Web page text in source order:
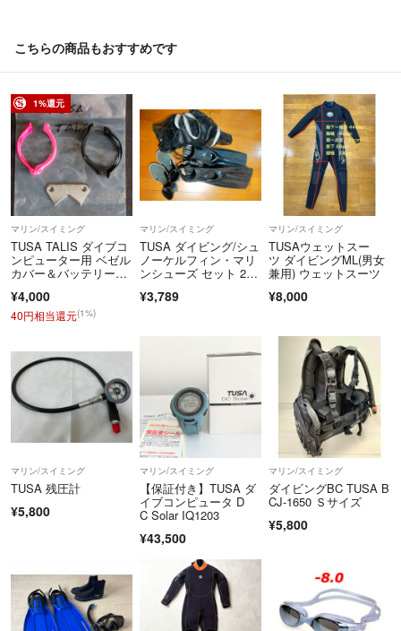
こちらの商品もおすすめです
1%還元
マリン/スイミング
TUSA TALIS ダイブコ
ンピューター用 ベゼル
カバー＆バッテリー交
¥4,000
40円相当還元(1%)
マリン/スイミング
TUSA ダイビング/シュ
ノーケルフィン・マリ
ンシューズ セット 23c
¥3,789
マリン/スイミング
TUSAウェットスー
ツ ダイビングML(男女
兼用) ウェットスーツ
¥8,000
マリン/スイミング
TUSA 残圧計
¥5,800
マリン/スイミング
【保証付き】TUSA ダ
イブコンピュータ D
C Solar IQ1203
¥43,500
マリン/スイミング
ダイビングBC TUSA B
CJ-1650 Ｓサイズ
¥5,800